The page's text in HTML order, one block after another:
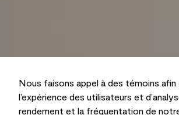
Nous faisons appel à des témoins afin
l’expérience des utilisateurs et
rendement et la fréquentation de